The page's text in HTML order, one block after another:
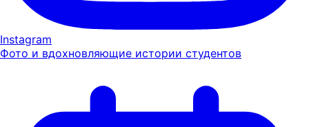
Instagram
Фото и вдохновляющие истории студентов